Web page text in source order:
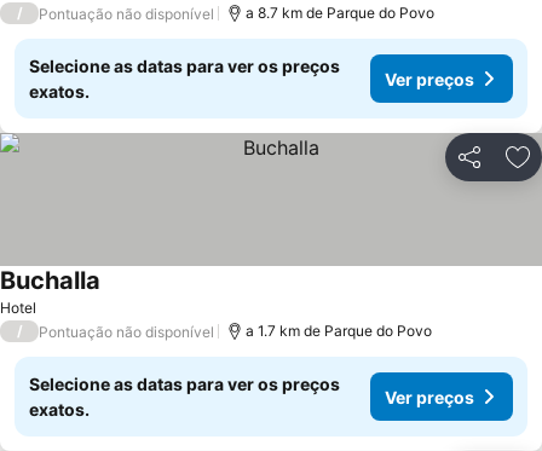
/ Pontuação não disponível a 8.7 km de Parque do Povo
Selecione as datas para ver os preços
exatos.
Ver preços
Partilhar
Hotel
Buchalla
/ Pontuação não disponível a 1.7 km de Parque do Povo
Selecione as datas para ver os preços
exatos.
Ver preços